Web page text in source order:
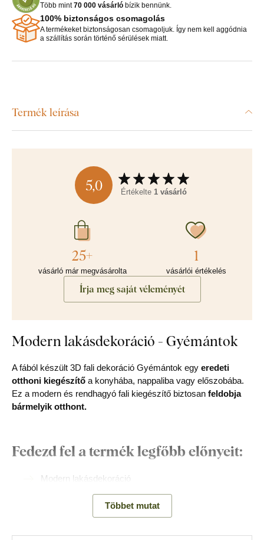
Több mint70 000 vásárló bízik bennünk.
100% biztonságos csomagolás
A termékeket biztonságosan csomagoljuk. Így nem kell aggódnia
a szállítás során történő sérülések miatt.
Termék leírása
5,0 Értékelte 1 vásárló
25+
vásárló már megvásárolta
1
vásárlói értékelés
Írja meg saját véleményét
Modern lakásdekoráció - Gyémántok
A fából készült 3D fali dekoráció Gyémántok egy eredeti
otthoni kiegészítő a konyhába, nappaliba vagy előszobába.
Ez a modern és rendhagyó fali kiegészítő biztosan feldobja
bármelyik otthont.
Fedezd fel a termék legfőbb előnyeit:
Modern lakásdekoráció
Egyszerű fali rögzítés
Többet mutat